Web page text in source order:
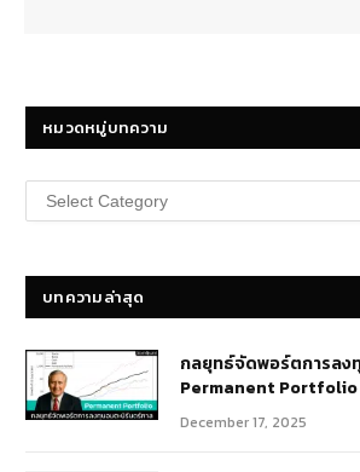
หมวดหมู่บทความ
หมวด
หมู่
บทความล่าสุด
กลยุทธ์​จัดพอร์ตการลง
Permanent Portfolio
December 17, 2025